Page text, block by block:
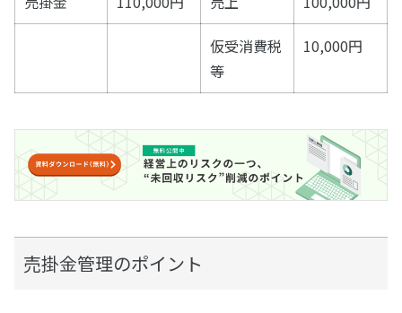
仮受消費税
等
10,000円
売掛金管理のポイント